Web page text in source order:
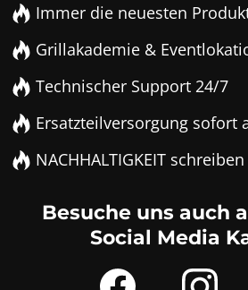
Immer die neuesten
Grillakademie &
Technischer Support 24/7
Ersatzteilversorgung sofort
NACHHALTIGKEIT
Besuche uns auch
Social Media